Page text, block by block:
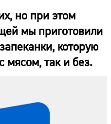
но при этом
мы приготовили
которую
мясом, так и без.